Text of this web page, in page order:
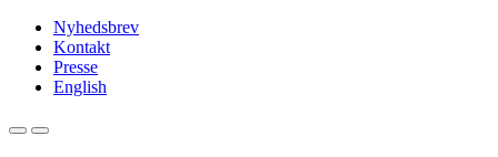
Nyhedsbrev
Kontakt
Presse
English